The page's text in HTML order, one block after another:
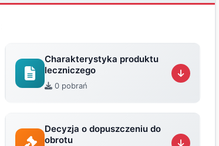
Charakterystyka produktu
leczniczego
0 pobrań
Decyzja o dopuszczeniu do
obrotu